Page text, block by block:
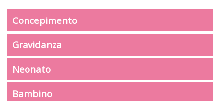
Concepimento
Gravidanza
Neonato
Bambino